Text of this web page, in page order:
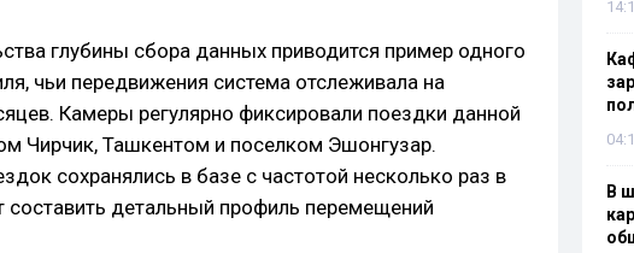
глубины сбора данных приводится пример одного
чьи передвижения система отслеживала на
Камеры регулярно фиксировали поездки данной
Чирчик, Ташкентом и поселком Эшонгузар.
сохранялись в базе с частотой несколько раз в
составить детальный профиль перемещений
В